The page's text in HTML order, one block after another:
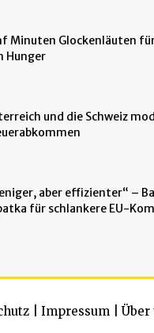
Minuten Glockenläuten
Hunger
und die Schweiz
aber effizienter“ –
für schlankere EU-
Impressum Über